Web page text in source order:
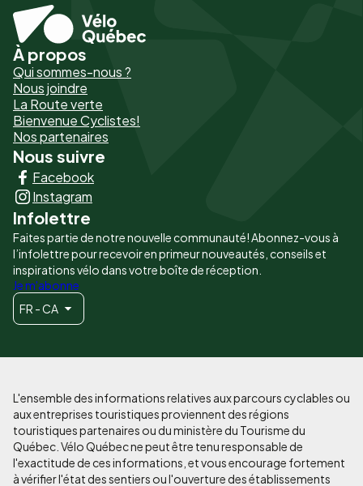
Pied
de
page
-
Liens
principaux
À propos
Qui sommes-nous ?
Nous joindre
La Route verte
Bienvenue Cyclistes!
Nos partenaires
Nous suivre
Facebook
Instagram
Infolettre
Faites partie de notre nouvelle communauté! Abonnez-vous à
l’infolettre pour recevoir en primeur nouveautés, conseils et
inspirations vélo dans votre boîte de réception.
Je m'abonne
FR - CA
L'ensemble des informations relatives aux parcours cyclables ou
aux entreprises touristiques proviennent des régions
touristiques partenaires ou du ministère du Tourisme du
Québec. Vélo Québec ne peut être tenu responsable de
l'exactitude de ces informations, et vous encourage fortement
à vérifier l'état des sentiers ou l'ouverture des établissements